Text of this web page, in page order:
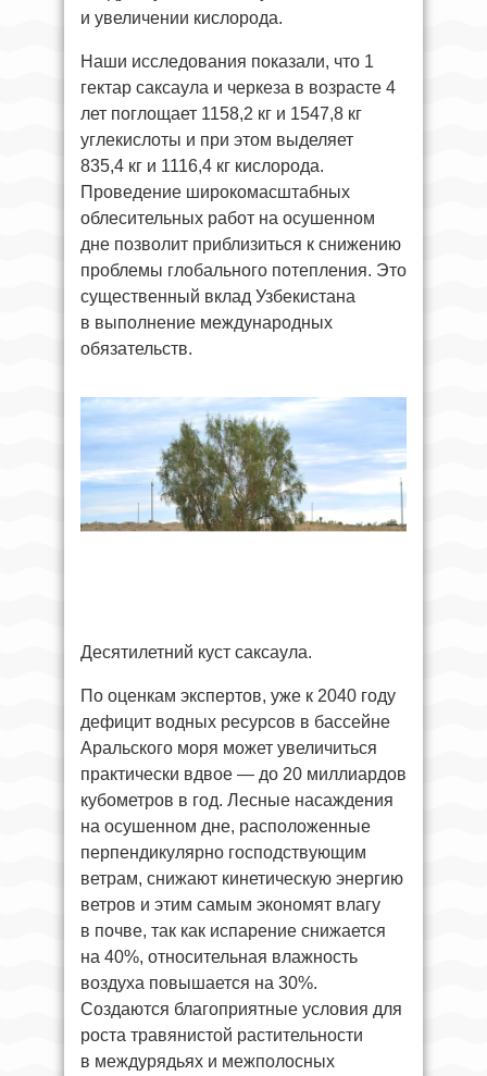
и увеличении кислорода.
Наши исследования показали, что 1
гектар саксаула и черкеза в возрасте 4
лет поглощает 1158,2 кг и 1547,8 кг
углекислоты и при этом выделяет
835,4 кг и 1116,4 кг кислорода.
Проведение широкомасштабных
облесительных работ на осушенном
дне позволит приблизиться к снижению
проблемы глобального потепления. Это
существенный вклад Узбекистана
в выполнение международных
обязательств.
Десятилетний куст саксаула.
По оценкам экспертов, уже к 2040 году
дефицит водных ресурсов в бассейне
Аральского моря может увеличиться
практически вдвое — до 20 миллиардов
кубометров в год. Лесные насаждения
на осушенном дне, расположенные
перпендикулярно господствующим
ветрам, снижают кинетическую энергию
ветров и этим самым экономят влагу
в почве, так как испарение снижается
на 40%, относительная влажность
воздуха повышается на 30%.
Создаются благоприятные условия для
роста травянистой растительности
в междурядьях и межполосных